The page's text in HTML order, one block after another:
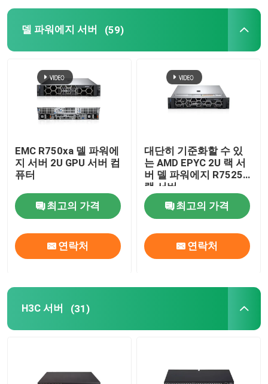
데이터콤 스위치
WLAN 장치
현명한 무선 라우터
하드 드라이브 HDD
서버 메모리 램
SFP 송수신기 모듈
델 파워에지 서버 (59)
EMC R750xa 델 파워에
지 서버 2U GPU 서버 컴
퓨터
최고의 가격
연락처
대단히 기준화할 수 있
는 AMD EPYC 2U 랙 서
버 델 파워에지 R7525
랙 서버
최고의 가격
연락처
H3C 서버 (31)